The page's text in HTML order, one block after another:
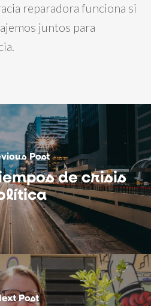
reparadora funciona si
juntos para
Post
de crisis
Post